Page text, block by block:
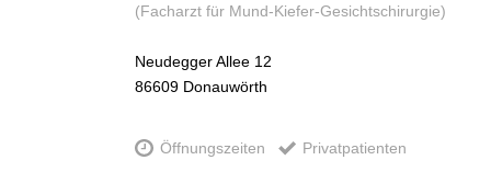
(Facharzt für Mund-Kiefer-Gesichtschirurgie)
Neudegger Allee 12
86609 Donauwörth
Öffnungszeiten Privatpatienten